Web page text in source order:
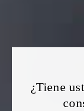
¿Tiene